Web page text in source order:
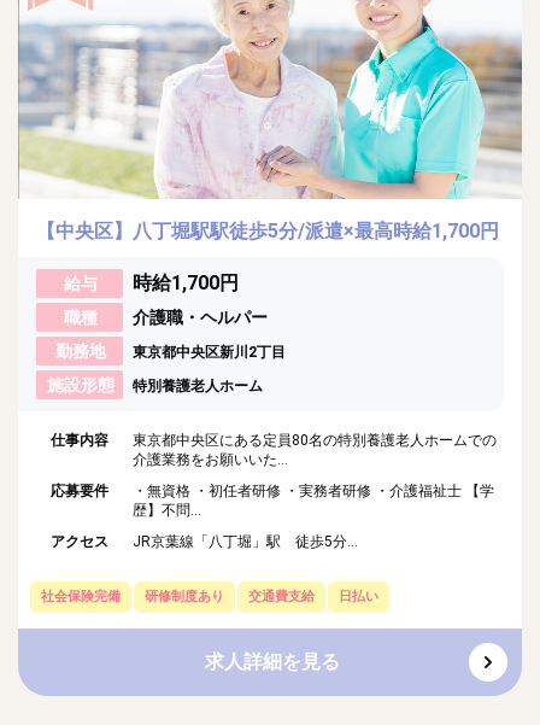
【中央区】八丁堀駅駅徒歩5分/派遣×最高時給1,700円
給与 時給1,700円
職種
介護職・ヘルパー
勤務地
東京都中央区新川2丁目
施設形態 特別養護老人ホーム
仕事内容
東京都中央区にある定員80名の特別養護老人ホームでの
介護業務をお願いいた...
応募要件
・無資格 ・初任者研修 ・実務者研修 ・介護福祉士 【学
歴】不問...
アクセス
JR京葉線「八丁堀」駅 徒歩5分...
社会保険完備 研修制度あり 交通費支給 日払い
求人詳細を見る